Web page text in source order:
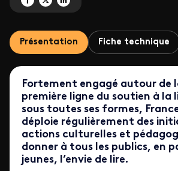
Présentation Fiche technique
Fortement engagé autour de
première ligne du soutien à
sous toutes ses formes,
déploie régulièrement des
actions culturelles et
donner à tous les publics, en
jeunes, l’envie de lire.